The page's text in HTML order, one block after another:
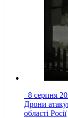
8 серпня
Дрони
області Росії